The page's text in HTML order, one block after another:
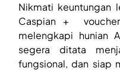
Nikmati keuntungan
Caspian +
melengkapi hunian
segera ditata
fungsional, dan siap